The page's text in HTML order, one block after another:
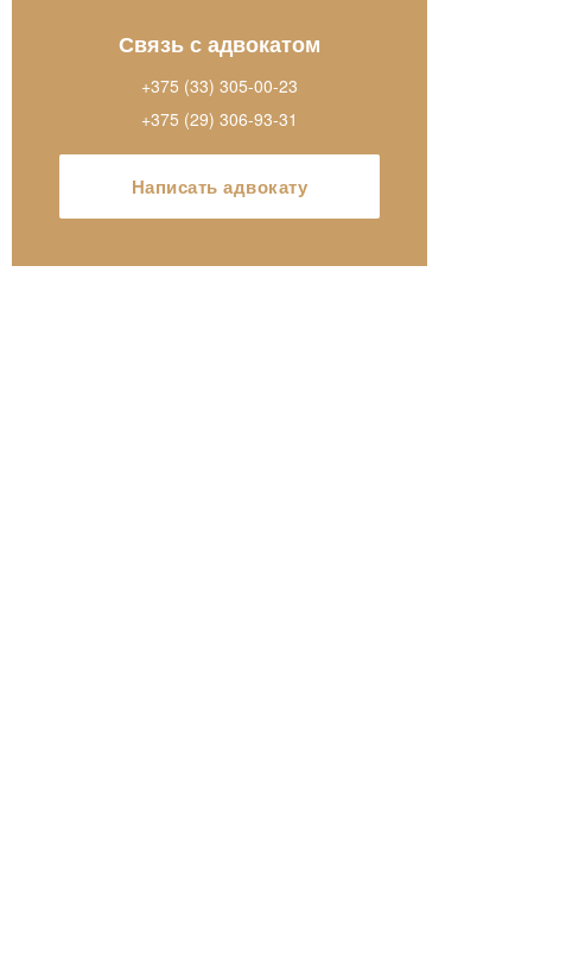
Связь с адвокатом
+375 (33) 305-00-23
+375 (29) 306-93-31
Написать адвокату